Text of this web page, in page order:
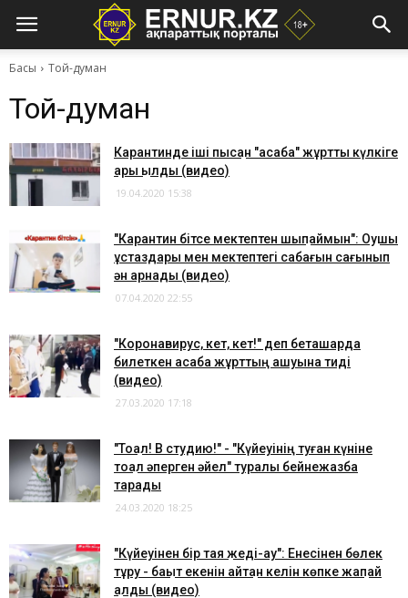
Басы Той-думан
Той-думан
Карантинде іші пысқан "асаба" жұртты күлкіге
қарық қылды (видео)
19.04.2020 15:38
"Карантин бітсе мектептен шықпаймын": Оқушы
ұстаздары мен мектептегі сабағын сағынып
ән арнады (видео)
07.04.2020 22:55
"Коронавирус, кет, кет!" деп беташарда
билеткен асаба жұрттың ашуына тиді
(видео)
27.03.2020 17:18
"Тоқал! В студию!" - "Күйеуінің туған күніне
тоқал әперген әйел" туралы бейнежазба
тарады
24.03.2020 18:25
"Күйеуінен бір таяқ жеді-ау": Енесінен бөлек
тұру - бақыт екенін айтқан келін көпке жақпай
қалды (видео)